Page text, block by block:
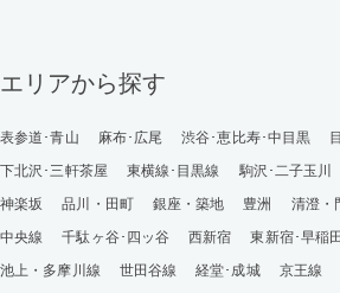
エリアから探す
表参道･青山 麻布･広尾 渋谷･恵比寿･中目黒
下北沢･三軒茶屋
東横線･目黒線 駒沢･二子玉川
神楽坂
品川・田町 銀座・築地 豊洲 清澄・
中央線
千駄ヶ谷･四ッ谷 西新宿 東新宿･早稲田
池上・多摩川線
世田谷線 経堂･成城 京王線